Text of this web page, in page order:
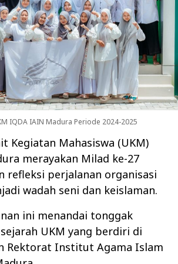
IQDA IAIN Madura Periode 2024-2025
Kegiatan Mahasiswa (UKM)
merayakan Milad ke-27
refleksi perjalanan organisasi
wadah seni dan keislaman.
ini menandai tonggak
UKM yang berdiri di
Rektorat Institut Agama Islam